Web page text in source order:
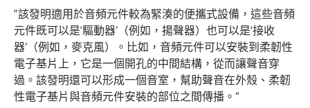
“該發明適用於音頻元件較為緊湊的便攜式設備，這些音頻
元件既可以是‘驅動器’（例如，揚聲器）也可以是‘接收
器’（例如，麥克風）。比如，音頻元件可以安裝到柔韌性
電子基片上，它是一個開孔的中間結構，從而讓聲音穿
過。該發明還可以形成一個音室，幫助聲音在外殼、柔韌
性電子基片與音頻元件安裝的部位之間傳播。”